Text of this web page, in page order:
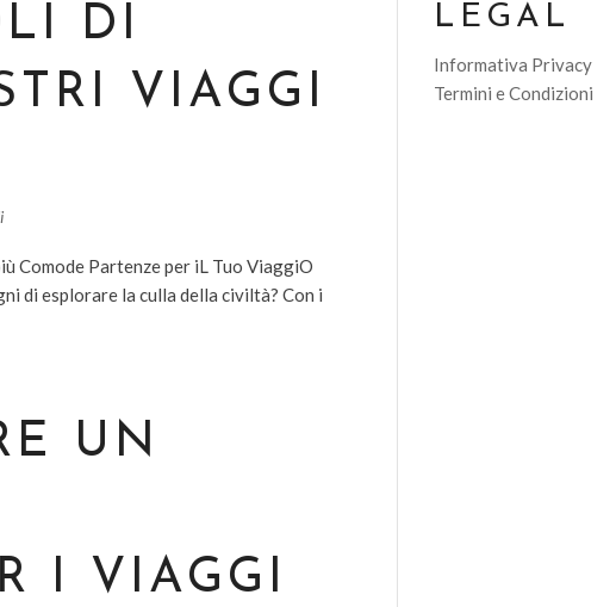
DI
VIAGGI
Comode Partenze per iL Tuo ViaggiO
di esplorare la culla della civiltà? Con i
UN
I VIAGGI
LEGAL
Informativa Privacy
Termini e Condizioni